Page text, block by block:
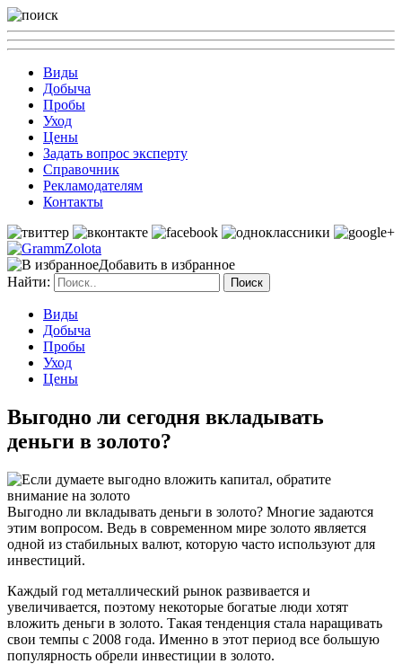
Виды
Добыча
Пробы
Уход
Цены
Задать вопрос эксперту
Справочник
Рекламодателям
Контакты
Добавить в избранное
Найти:
Виды
Добыча
Пробы
Уход
Цены
Выгодно ли сегодня вкладывать
деньги в золото?
Выгодно ли вкладывать деньги в золото? Многие задаются
этим вопросом. Ведь в современном мире золото является
одной из стабильных валют, которую часто используют для
инвестиций.
Каждый год металлический рынок развивается и
увеличивается, поэтому некоторые богатые люди хотят
вложить деньги в золото. Такая тенденция стала наращивать
свои темпы с 2008 года. Именно в этот период все большую
популярность обрели инвестиции в золото.